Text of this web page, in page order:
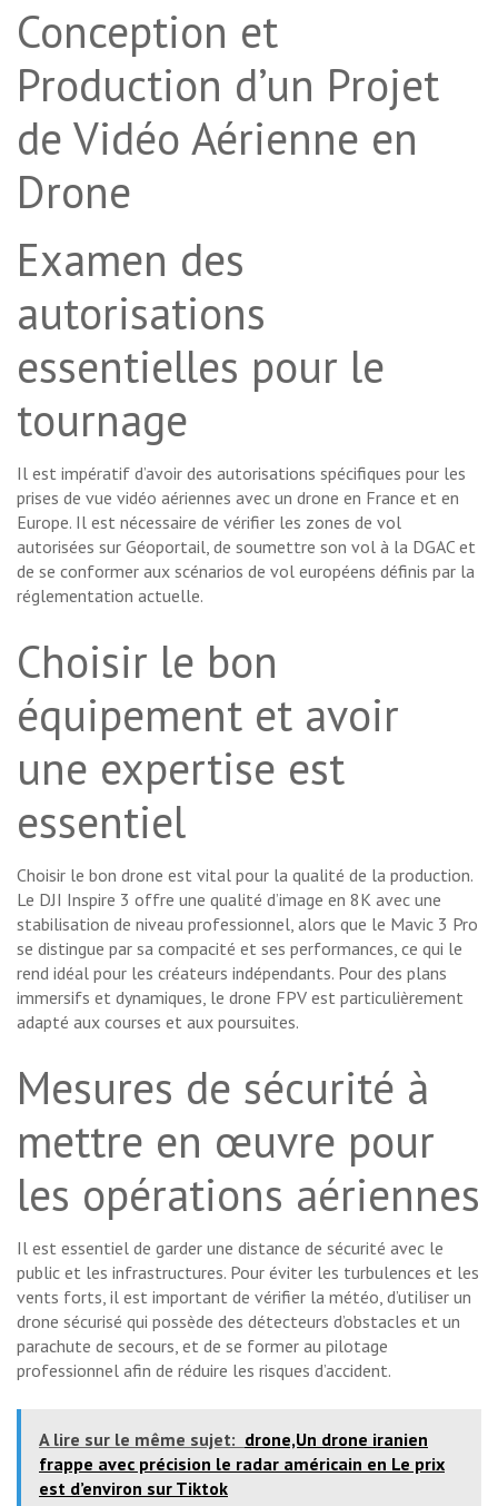
Conception et
Production d’un Projet
de Vidéo Aérienne en
Drone
Examen des
autorisations
essentielles pour le
tournage
Il est impératif d’avoir des autorisations spécifiques pour les
prises de vue vidéo aériennes avec un drone en France et en
Europe. Il est nécessaire de vérifier les zones de vol
autorisées sur Géoportail, de soumettre son vol à la DGAC et
de se conformer aux scénarios de vol européens définis par la
réglementation actuelle.
Choisir le bon
équipement et avoir
une expertise est
essentiel
Choisir le bon drone est vital pour la qualité de la production.
Le DJI Inspire 3 offre une qualité d’image en 8K avec une
stabilisation de niveau professionnel, alors que le Mavic 3 Pro
se distingue par sa compacité et ses performances, ce qui le
rend idéal pour les créateurs indépendants. Pour des plans
immersifs et dynamiques, le drone FPV est particulièrement
adapté aux courses et aux poursuites.
Mesures de sécurité à
mettre en œuvre pour
les opérations aériennes
Il est essentiel de garder une distance de sécurité avec le
public et les infrastructures. Pour éviter les turbulences et les
vents forts, il est important de vérifier la météo, d’utiliser un
drone sécurisé qui possède des détecteurs d’obstacles et un
parachute de secours, et de se former au pilotage
professionnel afin de réduire les risques d’accident.
A lire sur le même sujet: drone,Un drone iranien
frappe avec précision le radar américain en Le prix
est d’environ sur Tiktok